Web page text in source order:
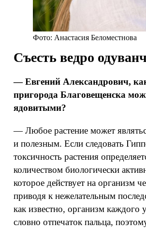
Фото: Анастасия Беломестнова
Съесть ведро
— Евгений Александрович,
пригорода Благовещенска
ядовитыми?
— Любое растение может
и полезным. Если следовать
токсичность растения
количеством биологически
которое действует на организм
приводя к нежелательным
как известно, организм каждого
словно отпечаток пальца,